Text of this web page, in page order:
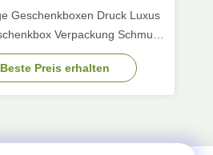
Geschenkboxen Druck Luxus
Verpackung Schmuck
Rose Geschenkbox
Beste Preis erhalten